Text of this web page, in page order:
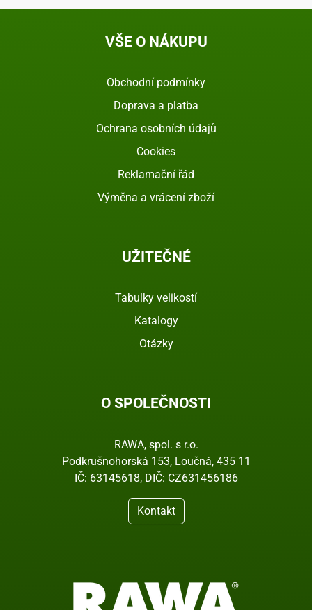
VŠE O NÁKUPU
Obchodní podmínky
Doprava a platba
Ochrana osobních údajů
Cookies
Reklamační řád
Výměna a vrácení zboží
UŽITEČNÉ
Tabulky velikostí
Katalogy
Otázky
O SPOLEČNOSTI
RAWA, spol. s r.o.
Podkrušnohorská 153, Loučná, 435 11
IČ: 63145618, DIČ: CZ631456186
Kontakt